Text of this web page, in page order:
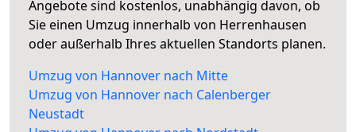
Angebote sind kostenlos, unabhängig davon, ob
Sie einen Umzug innerhalb von Herrenhausen
oder außerhalb Ihres aktuellen Standorts planen.
Umzug von Hannover nach Mitte
Umzug von Hannover nach Calenberger
Neustadt